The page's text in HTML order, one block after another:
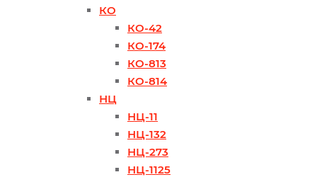
КО
КО-42
КО-174
КО-813
КО-814
НЦ
НЦ-11
НЦ-132
НЦ-273
НЦ-1125